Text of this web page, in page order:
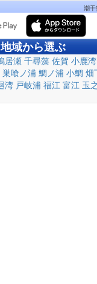
潮干
地域から選ぶ
居瀬 千尋藻 佐賀 小鹿湾
巣喰ノ浦 鯛ノ浦 小鯛 畑
湾 戸岐浦 福江 富江 玉